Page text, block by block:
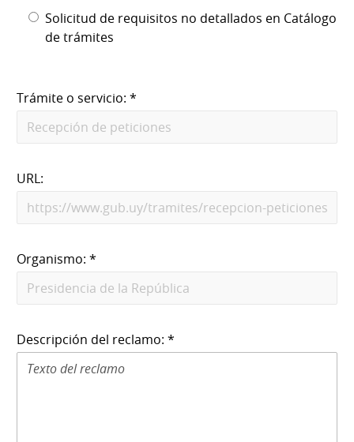
Solicitud de requisitos no detallados en Catálogo
de trámites
Trámite o servicio: *
URL:
Organismo: *
Descripción del reclamo: *